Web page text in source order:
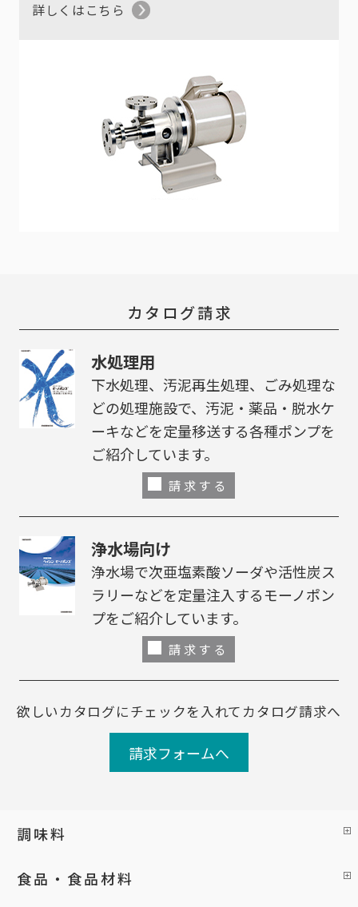
詳しくはこちら
カタログ請求
水処理用
下水処理、汚泥再生処理、ごみ処理な
どの処理施設で、汚泥・薬品・脱水ケ
ーキなどを定量移送する各種ポンプを
ご紹介しています。
請求する
浄水場向け
浄水場で次亜塩素酸ソーダや活性炭ス
ラリーなどを定量注入するモーノポン
プをご紹介しています。
請求する
欲しいカタログにチェックを入れてカタログ請求へ
請求フォームへ
調味料
食品・食品材料